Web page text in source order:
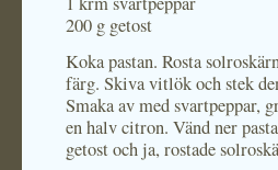
200 g getost
Koka pastan. Rosta
färg. Skiva vitlök och stek
Smaka av med
en halv citron. Vänd ner
getost och ja, rostade